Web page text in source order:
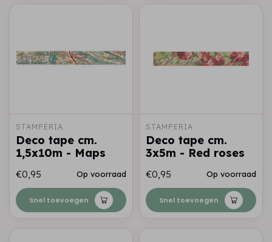
STAMPERIA
Deco tape cm.
1,5x10m - Maps
€0,95 Op voorraad
Snel toevoegen
STAMPERIA
Deco tape cm.
3x5m - Red roses
€0,95 Op voorraad
Snel toevoegen